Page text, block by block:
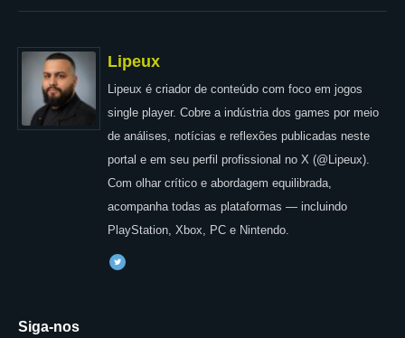
Lipeux
Lipeux é criador de conteúdo com foco em jogos
single player. Cobre a indústria dos games por meio
de análises, notícias e reflexões publicadas neste
portal e em seu perfil profissional no X (@Lipeux).
Com olhar crítico e abordagem equilibrada,
acompanha todas as plataformas — incluindo
PlayStation, Xbox, PC e Nintendo.
Siga-nos